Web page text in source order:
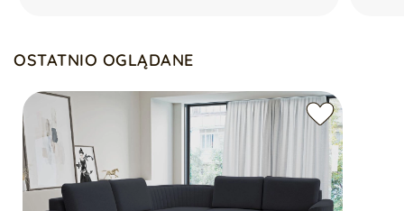
Symbol
5905242941478
Seria
LIMON
OSTATNIO OGLĄDANE